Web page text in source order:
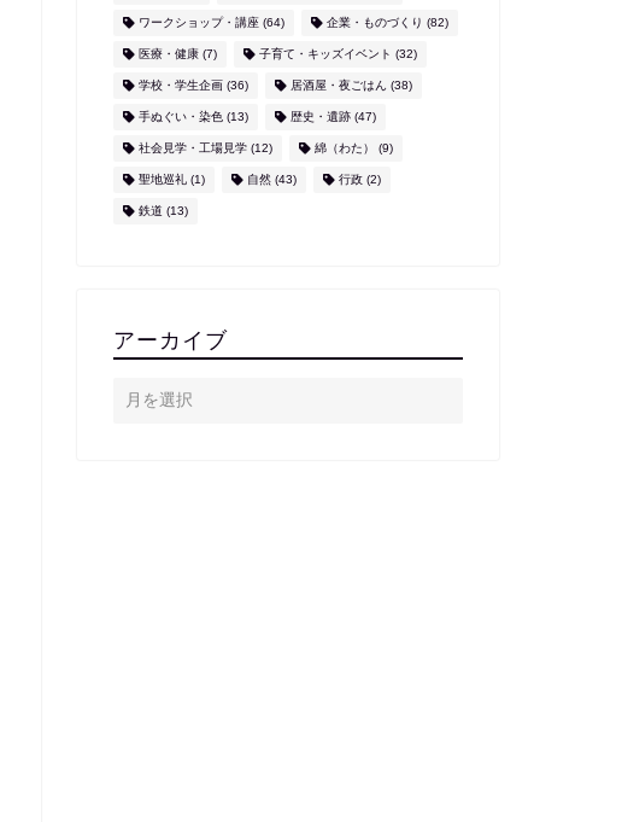
ワークショップ・講座 (64) 企業・ものづくり (82)
医療・健康(7) 子育て・キッズイベント (32)
学校・学生企画 (36) 居酒屋・夜ごはん (38)
手ぬぐい・染色(13) 歴史・遺跡(47)
社会見学・工場見学(12) 綿（わた） (9)
聖地巡礼(1) 自然(43) 行政(2)
鉄道 (13)
アーカイブ